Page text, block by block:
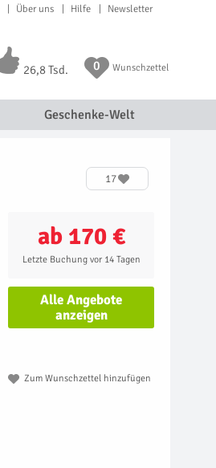
Über uns Hilfe Newsletter
26,8 Tsd. 0 Wunschzettel
Geschenke-Welt
17
ab 170 €
Letzte Buchung vor 14 Tagen
Alle Angebote
anzeigen
Zum Wunschzettel hinzufügen